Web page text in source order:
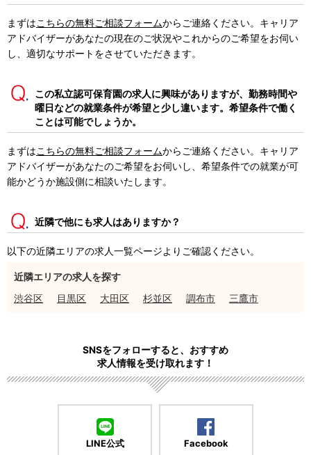
まずはこちらの無料ご相談フォームからご連絡ください。キャリア
アドバイザーがあなたの現在のご状況やこれからのご希望をお伺い
し、適切なサポートをさせていただきます。
この私立認可保育園の求人に興味がありますが、勤務時間や
曜日などの就業条件が希望と少し違います。希望条件で働く
ことは可能でしょうか。
まずはこちらの無料ご相談フォームからご連絡ください。キャリア
アドバイザーがあなたのご希望をお伺いし、希望条件での就業が可
能かどうか施設側に相談いたします。
近隣で他にも求人はありますか？
以下の近隣エリアの求人一覧ページよりご確認ください。
近隣エリアの求人を探す
渋谷区
目黒区 大田区 杉並区 調布市 三鷹市
SNSをフォローすると、おすすめ
求人情報を受け取れます！
LINE公式 Facebook